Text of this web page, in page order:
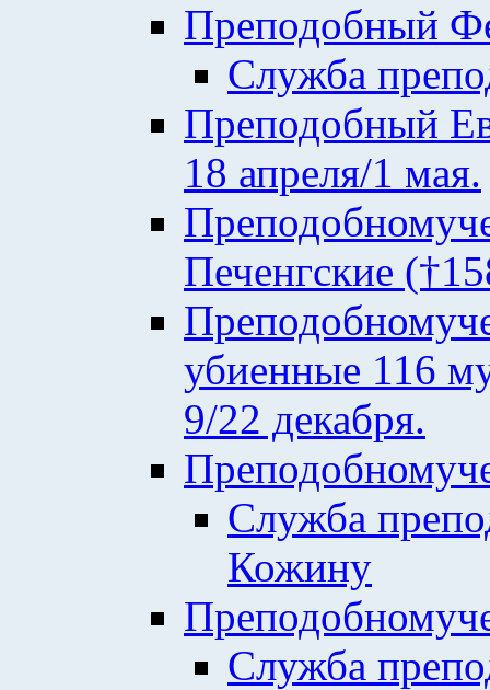
Преподобный
Служба
Преподобный
18 апреля/1 мая.
Печенгские
убиенные 116
9/22 декабря.
Служба
Кожину
Служба